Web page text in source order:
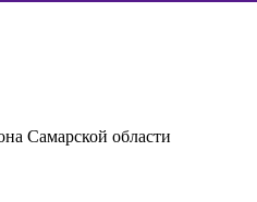
Самарской области